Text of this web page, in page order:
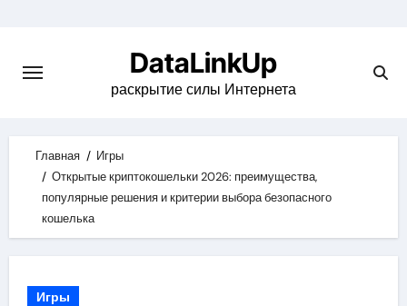
content
DataLinkUp
раскрытие силы Интернета
Главная
Игры
Открытые криптокошельки 2026: преимущества,
популярные решения и критерии выбора безопасного
кошелька
Игры